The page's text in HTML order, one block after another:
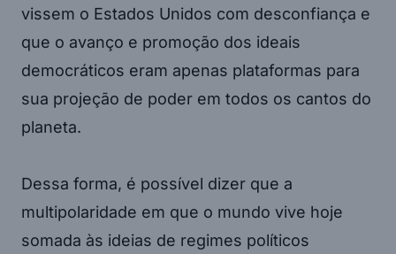
vissem o Estados Unidos com desconfiança e
que o avanço e promoção dos ideais
democráticos eram apenas plataformas para
sua projeção de poder em todos os cantos do
planeta.
Dessa forma, é possível dizer que a
multipolaridade em que o mundo vive hoje
somada às ideias de regimes políticos